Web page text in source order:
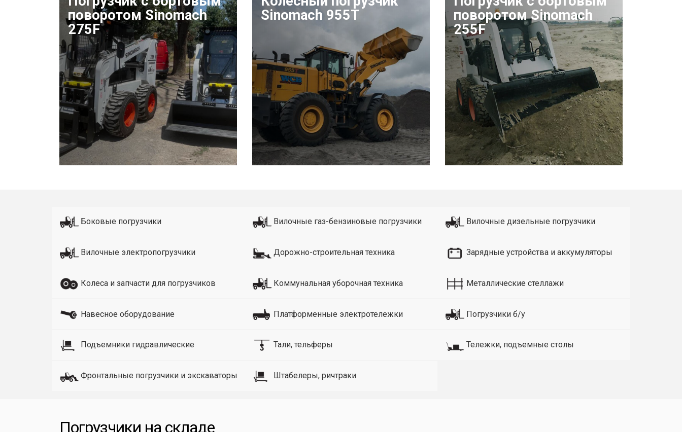
поворотом Sinomach
275F
Sinomach 955T
поворотом Sinomach
255F
Боковые погрузчики Вилочные газ-бензиновые погрузчики Вилочные дизельные погрузчики
Вилочные электропогрузчики Дорожно-строительная техника Зарядные устройства и аккумуляторы
Колеса и запчасти для погрузчиков Коммунальная уборочная техника Металлические стеллажи
Навесное оборудование Платформенные электротележки Погрузчики б/у
Подъемники гидравлические Тали, тельферы Тележки, подъемные столы
Фронтальные погрузчики и экскаваторы Штабелеры, ричтраки
Погрузчики на складе